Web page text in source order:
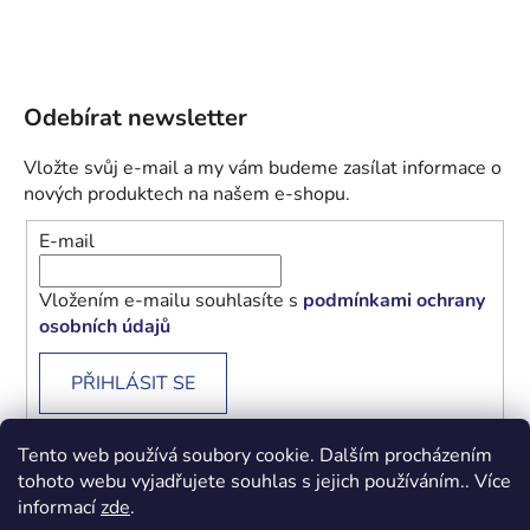
Tento web používá soubory cookie. Dalším procházením
tohoto webu vyjadřujete souhlas s jejich používáním.. Více
informacízde.
Odebírat newsletter
Vložte svůj e-mail a my vám budeme zasílat informace o
nových produktech na našem e-shopu.
E-mail
Vložením e-mailu souhlasíte s podmínkami ochrany
osobních údajů
PŘIHLÁSIT SE